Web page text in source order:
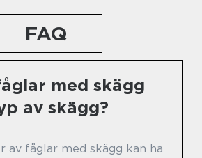
FAQ
med skägg
av skägg?
av fåglar med skägg kan ha